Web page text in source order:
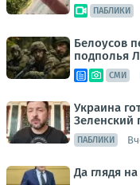
ПАБЛИКИ
Белоусов
подполья
СМИ
Украина
Зеленский
ПАБЛИКИ
Да глядя